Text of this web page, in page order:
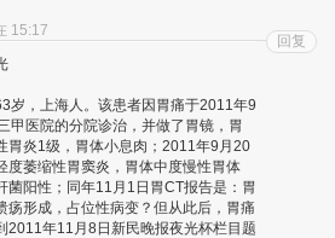
15:17
岁，上海人。该患者因胃痛于2011年9
甲医院的分院诊治，并做了胃镜，胃
胃炎1级，胃体小息肉；2011年9月20
度萎缩性胃窦炎，胃体中度慢性胃体
菌阳性；同年11月1日胃CT报告是：胃
疡形成，占位性病变？但从此后，胃痛
2011年11月8日新民晚报夜光杯栏目题
回复